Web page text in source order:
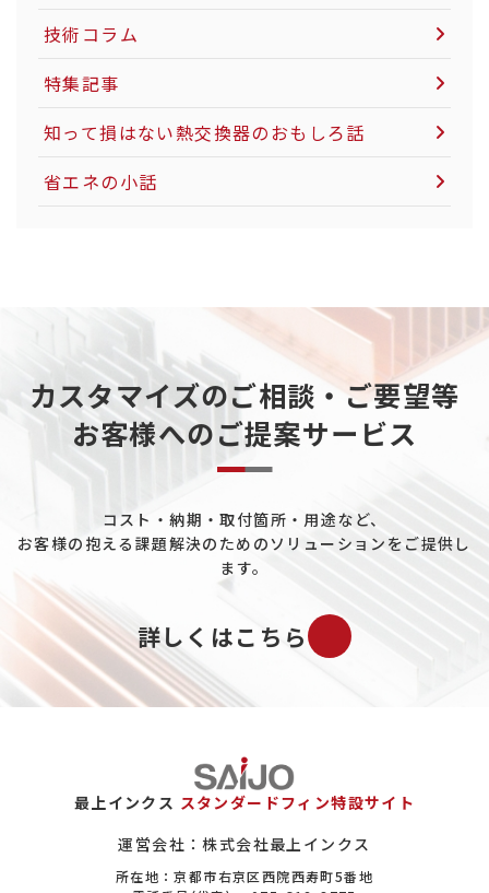
技術コラム
空気圧制御機器について
LNG市場について
重工業分野について
データセンターについて
ペルチェ素子について
工場ユーティリティ配管について
既設プラントの配管冷却について
バイオマス市場について
ガスについて
保全（メンテナンス）市場について
ヒートシンクについて
設備系商社について
特集記事
知って損はない熱交換器のおもしろ話
省エネの小話
カスタマイズのご相談・ご要望等
お客様へのご提案サービス
コスト・納期・取付箇所・用途など、
お客様の抱える課題解決のためのソリューションをご提供し
ます。
詳しくはこちら
最上インクス スタンダードフィン特設サイト
運営会社：株式会社最上インクス
所在地：京都市右京区西院西寿町5番地